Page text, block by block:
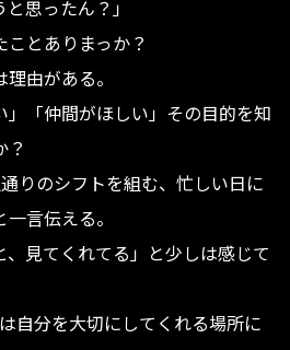
思ったん？」
とありまっか？
由がある。
」「仲間がほしい」その目的を知
？
りのシフトを組む、忙しい日に
言伝える。
見てくれてる」と少しは感じて
自分を大切にしてくれる場所に